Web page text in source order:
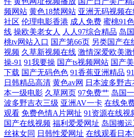
日韩ww AU大片免费看 牛TV在线观看免费版
屄的视频 亚洲精品影视 国产精品影片在线观
美专区中文 91国偷自产中文字幕 免费国产一
院 亚洲久色 国产情趣一区二区三区 熟女一区
妻精品A片二区 91视频在线观看 免费看午夜
频网站 黄色18禁网站 亚洲无码视频在
社区 伦理电影香港 成人免费 蜜桃91
线 操欧美老女人 人人97综合精品 岛
桃tv网站入口 国产第66页 另类国产在
视频 久草新视频在线 激情深爱欧美激
操-91 91我要操 国产ts视频网站 国产
下载 国产无码色色 91香蕉亚洲精品
日韩精品高清 黄色av网 日本波多野吉
本一级电影 久草网页 97免费艹 岛国
波多野吉衣三级 亚洲AV一卡 在线免
观看 免费色情A片网扯 91资源在线视
国产在线视频 福利爱爱网址 岛国搬
丝袜女同 日韩性爱网址 在线观看日本